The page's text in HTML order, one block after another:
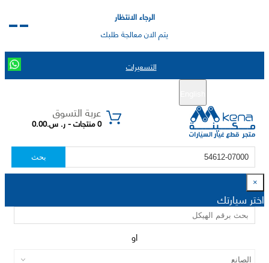
الرجاء الانتظار
يتم الان معالجة طلبك
التسعيرات
عربة التسوق
0 منتجات - ر. س.0.00
بحث
×
اختر سيارتك
او